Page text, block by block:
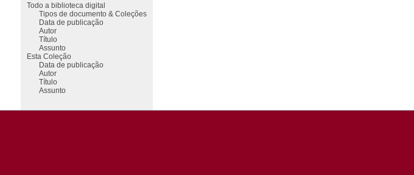
Todo a biblioteca digital
Tipos de documento & Coleções
Data de publicação
Autor
Título
Assunto
Esta Coleção
Data de publicação
Autor
Título
Assunto